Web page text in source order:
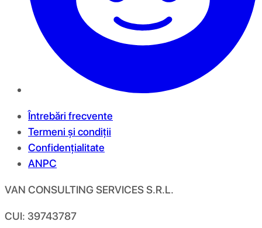
Întrebări frecvente
Termeni și condiții
Confidențialitate
ANPC
VAN CONSULTING SERVICES S.R.L.
CUI: 39743787